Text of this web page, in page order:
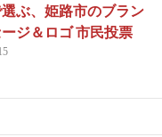
ぶ、姫路市のブラン
ージ＆ロゴ 市民投票